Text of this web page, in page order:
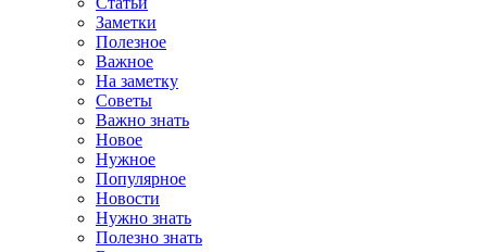
Заметки
Полезное
Важное
На заметку
Советы
Важно знать
Новое
Нужное
Популярное
Новости
Нужно знать
Полезно знать